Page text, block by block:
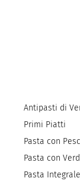
Antipasti di
Primi Piatti
Pasta con
Pasta con
Pasta Integrale